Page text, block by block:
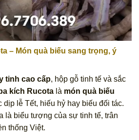
– Món quà biếu sang trọng, ý
tinh cao cấp, hộp gỗ tinh tế và sắc
kích Rucota là món quà biếu
dịp lễ Tết, hiếu hỷ hay biếu đối tác.
là biểu tượng của sự tinh tế, trân
thống Việt.